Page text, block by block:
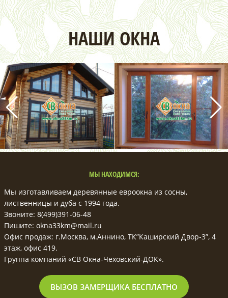
НАШИ ОКНА
МЫ НАХОДИМСЯ:
Мы изготавливаем деревянные евроокна из сосны,
лиственницы и дуба с 1994 года.
Звоните: 8(499)391-06-48
Пишите: okna33km@mail.ru
Офис продаж: г.Москва, м.Аннино, ТК”Каширский Двор-3”, 4
этаж, офис 419.
Группа компаний «СВ Окна-Чеховский-ДОК».
ВЫЗОВ ЗАМЕРЩИКА БЕСПЛАТНО